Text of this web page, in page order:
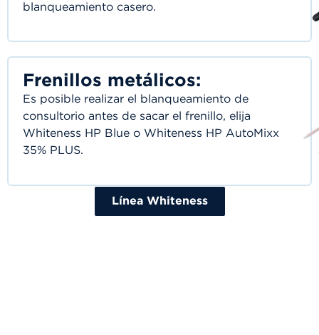
blanqueamiento casero.
Frenillos metálicos:
Es posible realizar el blanqueamiento de
consultorio antes de sacar el frenillo, elija
Whiteness HP Blue o Whiteness HP AutoMixx
35% PLUS.
Línea Whiteness